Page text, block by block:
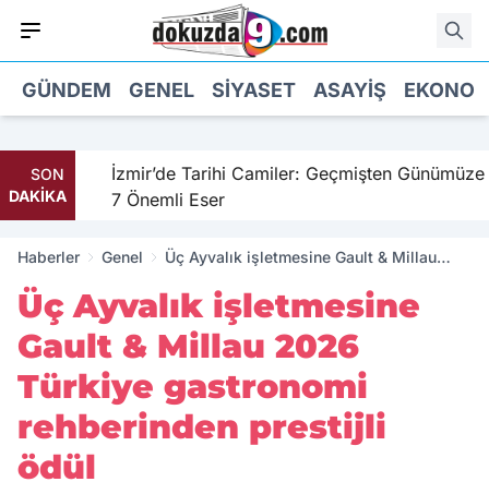
GÜNDEM GENEL SIYASET ASAYIŞ
SON
DAKİKA
İzmir’de Tarihi Camiler: Geçmişten Günümüze
7 Önemli Eser
Haberler Genel
Üç Ayvalık işletmesine Gault & Millau
prestijli ödül
Üç Ayvalık işletmesine
Gault & Millau 2026
Türkiye gastronomi
rehberinden prestijli
ödül